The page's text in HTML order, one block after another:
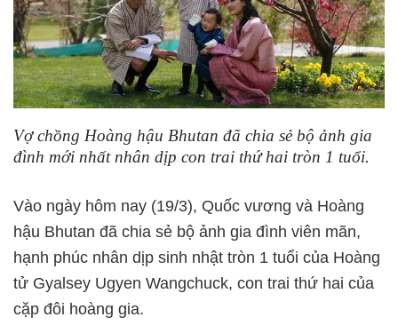
Vợ chồng Hoàng hậu Bhutan đã chia sẻ bộ ảnh gia
đình mới nhất nhân dịp con trai thứ hai tròn 1 tuổi.
Vào ngày hôm nay (19/3), Quốc vương và Hoàng
hậu Bhutan đã chia sẻ bộ ảnh gia đình viên mãn,
hạnh phúc nhân dịp sinh nhật tròn 1 tuổi của Hoàng
tử Gyalsey Ugyen Wangchuck, con trai thứ hai của
cặp đôi hoàng gia.